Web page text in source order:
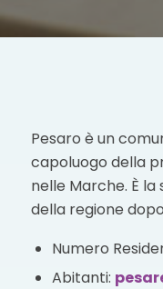
Pesaro è un
capoluogo della
nelle Marche. È
della regione
Numero
Abitanti: